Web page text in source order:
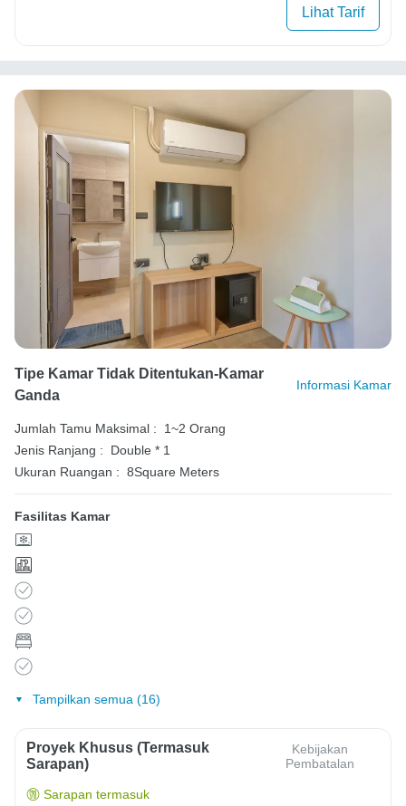
Lihat Tarif
Tipe Kamar Tidak Ditentukan-Kamar
Ganda
Informasi Kamar
Jumlah Tamu Maksimal :
1~2 Orang
Jenis Ranjang :
Double * 1
Ukuran Ruangan : 8Square Meters
Fasilitas Kamar
Tampilkan semua (16)
Proyek Khusus (Termasuk
Sarapan)
Kebijakan
Pembatalan
Sarapan termasuk